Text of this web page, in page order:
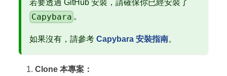
若要透過 GitHub 安裝，請確保你已經安裝了
Capybara 。
如果沒有，請參考Capybara 安裝指南。
Clone 本專案：